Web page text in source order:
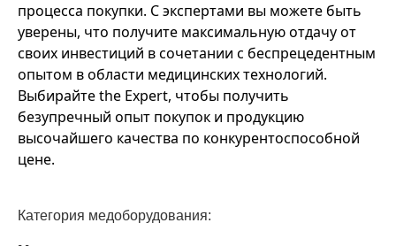
Категория медоборудования:
процесса покупки. С экспертами вы можете быть
уверены, что получите максимальную отдачу от
своих инвестиций в сочетании с беспрецедентным
опытом в области медицинских технологий.
Выбирайте the Expert, чтобы получить
безупречный опыт покупок и продукцию
высочайшего качества по конкурентоспособной
цене.